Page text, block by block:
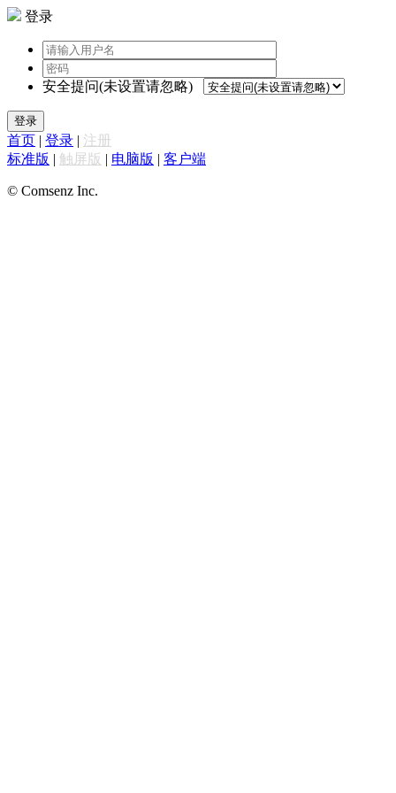
登录
安全提问(未设置请忽略)
登录
首页 | 登录 | 注册
标准版 | 触屏版 | 电脑版 | 客户端
© Comsenz Inc.